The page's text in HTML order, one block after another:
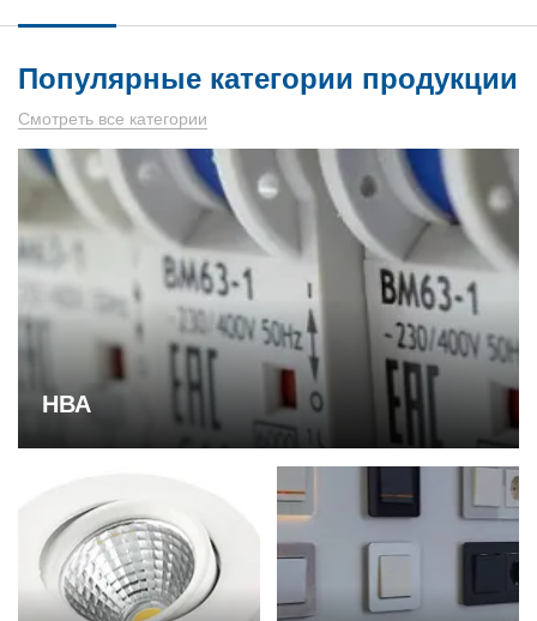
Популярные категории продукции
Смотреть все категории
НВА